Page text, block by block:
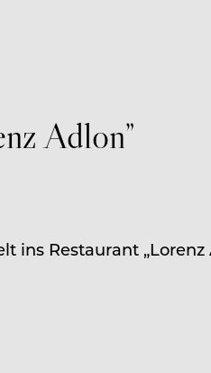
Adlon”
ins Restaurant „Lorenz